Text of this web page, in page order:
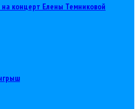
концерт Елены Темниковой